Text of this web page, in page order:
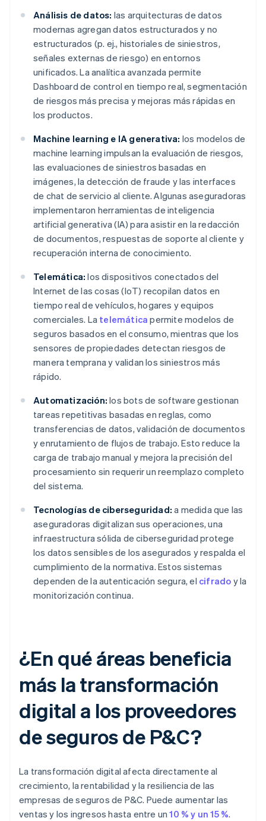
Análisis de datos: las arquitecturas de datos
modernas agregan datos estructurados y no
estructurados (p. ej., historiales de siniestros,
señales externas de riesgo) en entornos
unificados. La analítica avanzada permite
Dashboard de control en tiempo real, segmentación
de riesgos más precisa y mejoras más rápidas en
los productos.
Machine learning e IA generativa: los modelos de
machine learning impulsan la evaluación de riesgos,
las evaluaciones de siniestros basadas en
imágenes, la detección de fraude y las interfaces
de chat de servicio al cliente. Algunas aseguradoras
implementaron herramientas de inteligencia
artificial generativa (IA) para asistir en la redacción
de documentos, respuestas de soporte al cliente y
recuperación interna de conocimiento.
Telemática: los dispositivos conectados del
Internet de las cosas (IoT) recopilan datos en
tiempo real de vehículos, hogares y equipos
comerciales. La telemática permite modelos de
seguros basados en el consumo, mientras que los
sensores de propiedades detectan riesgos de
manera temprana y validan los siniestros más
rápido.
Automatización: los bots de software gestionan
tareas repetitivas basadas en reglas, como
transferencias de datos, validación de documentos
y enrutamiento de flujos de trabajo. Esto reduce la
carga de trabajo manual y mejora la precisión del
procesamiento sin requerir un reemplazo completo
del sistema.
Tecnologías de ciberseguridad: a medida que las
aseguradoras digitalizan sus operaciones, una
infraestructura sólida de ciberseguridad protege
los datos sensibles de los asegurados y respalda el
cumplimiento de la normativa. Estos sistemas
dependen de la autenticación segura, el cifrado y la
monitorización continua.
¿En qué áreas beneficia
más la transformación
digital a los proveedores
de seguros de P&C?
La transformación digital afecta directamente al
crecimiento, la rentabilidad y la resiliencia de las
empresas de seguros de P&C. Puede aumentar las
ventas y los ingresos hasta entre un10 % y un 15 %.